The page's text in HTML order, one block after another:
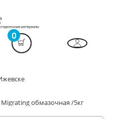
0
обмазочная /5кг